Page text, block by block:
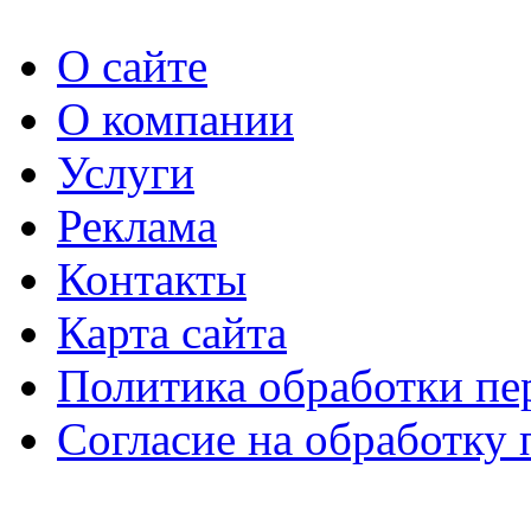
О сайте
О компании
Услуги
Реклама
Контакты
Карта сайта
Политика обработки
Согласие на